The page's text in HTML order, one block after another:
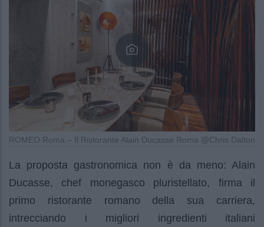
ROMEO Roma – Il Ristorante Alain Ducasse Roma @Chris Dalton
La proposta gastronomica non è da meno: Alain
Ducasse, chef monegasco pluristellato, firma il
primo ristorante romano della sua carriera,
intrecciando i migliori ingredienti italiani